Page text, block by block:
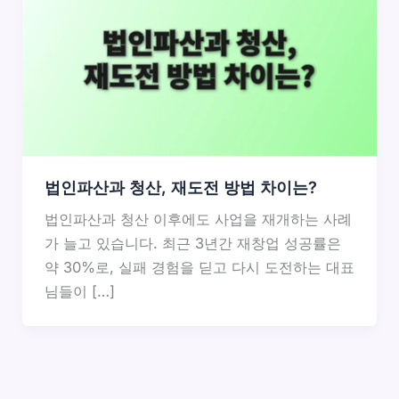
법인파산과 청산, 재도전 방법 차이는?
법인파산과 청산 이후에도 사업을 재개하는 사례
가 늘고 있습니다. 최근 3년간 재창업 성공률은
약 30%로, 실패 경험을 딛고 다시 도전하는 대표
님들이 […]